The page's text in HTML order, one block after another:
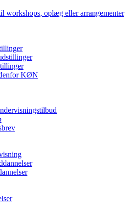
oplæg eller arrangementer
KØN